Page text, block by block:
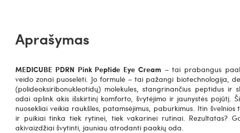
Aprašymas
MEDICUBE PDRN Pink Peptide Eye Cream– tai prabangus
veido zonai puoselėti. Jo formulė – tai pažangi biotechnologija,
(polideoksiribonukleotidų) molekules, stangrinančius peptidus ir
odai aplink akis išskirtinį komforto, švytėjimo ir jaunystės pojūtį.
nuosekliai veikia raukšles, patamsėjimus, paburkimus. Itin
ir puikiai tinka tiek rytinei, tiek vakarinei rutinai. Rezultatas?
akivaizdžiai švytinti, jauniau atrodanti paakių oda.